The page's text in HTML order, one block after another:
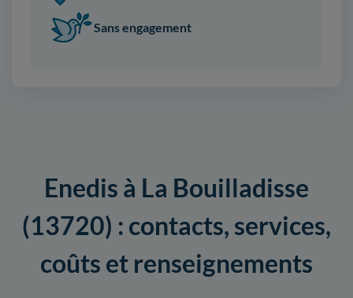
Sans engagement
Enedis à La Bouilladisse
(13720) : contacts, services,
coûts et renseignements